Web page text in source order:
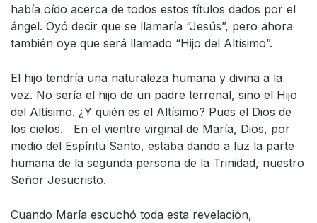
había oído acerca de todos estos títulos dados por el
ángel. Oyó decir que se llamaría “Jesús”, pero ahora
también oye que será llamado “Hijo del Altísimo”.
El hijo tendría una naturaleza humana y divina a la
vez. No sería el hijo de un padre terrenal, sino el Hijo
del Altísimo. ¿Y quién es el Altísimo? Pues el Dios de
los cielos. En el vientre virginal de María, Dios, por
medio del Espíritu Santo, estaba dando a luz la parte
humana de la segunda persona de la Trinidad, nuestro
Señor Jesucristo.
Cuando María escuchó toda esta revelación,